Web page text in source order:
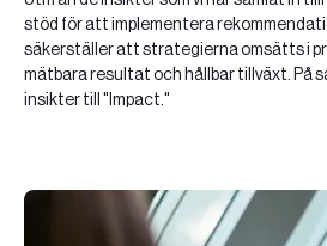
stöd för att implementera
säkerställer att strategierna omsätts i
mätbara resultat och hållbar tillväxt. På
insikter till "Impact."